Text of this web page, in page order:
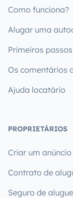
Como funciona?
Alugar uma
Primeiros
Os comentários
Ajuda locatário
PROPRIETÁRIOS
Criar um anúncio
Contrato de
Seguro de